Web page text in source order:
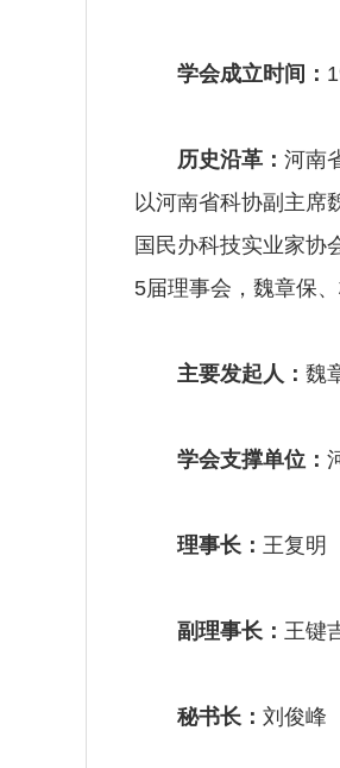
学会成立时间：
历史沿革： 河南
以河南省科协副主席
国民办科技实业家协
5届理事会，魏章保
主要发起人： 魏
学会支撑单位：
理事长： 王复明
副理事长： 王键
秘书长： 刘俊峰